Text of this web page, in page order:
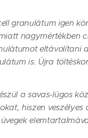
granulátum igen
nagymértékben
eltávolítani
is. Újra
a savas-lúgos
hiszen